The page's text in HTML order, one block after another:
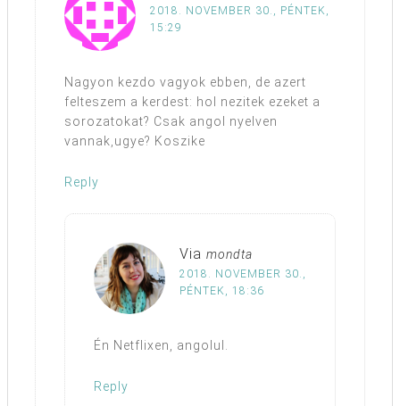
2018. NOVEMBER 30., PÉNTEK,
15:29
Nagyon kezdo vagyok ebben, de azert
felteszem a kerdest: hol nezitek ezeket a
sorozatokat? Csak angol nyelven
vannak,ugye? Koszike
Reply
Via mondta
2018. NOVEMBER 30.,
PÉNTEK, 18:36
Én Netflixen, angolul.
Reply